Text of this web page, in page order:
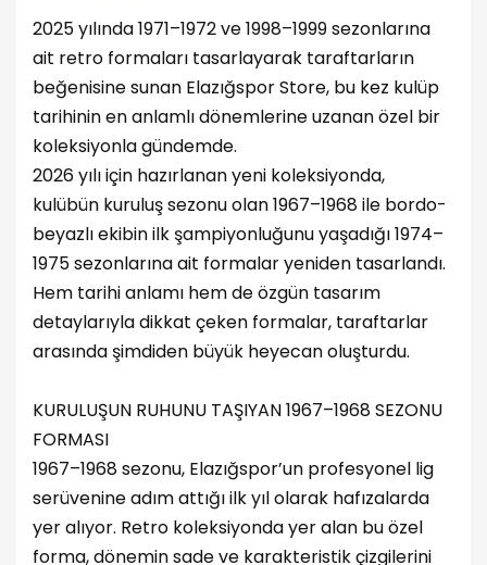
2025 yılında 1971–1972 ve 1998–1999 sezonlarına
ait retro formaları tasarlayarak taraftarların
beğenisine sunan Elazığspor Store, bu kez kulüp
tarihinin en anlamlı dönemlerine uzanan özel bir
koleksiyonla gündemde.
2026 yılı için hazırlanan yeni koleksiyonda,
kulübün kuruluş sezonu olan 1967–1968 ile bordo-
beyazlı ekibin ilk şampiyonluğunu yaşadığı 1974–
1975 sezonlarına ait formalar yeniden tasarlandı.
Hem tarihi anlamı hem de özgün tasarım
detaylarıyla dikkat çeken formalar, taraftarlar
arasında şimdiden büyük heyecan oluşturdu.
KURULUŞUN RUHUNU TAŞIYAN 1967–1968 SEZONU
FORMASI
1967–1968 sezonu, Elazığspor’un profesyonel lig
serüvenine adım attığı ilk yıl olarak hafızalarda
yer alıyor. Retro koleksiyonda yer alan bu özel
forma, dönemin sade ve karakteristik çizgilerini